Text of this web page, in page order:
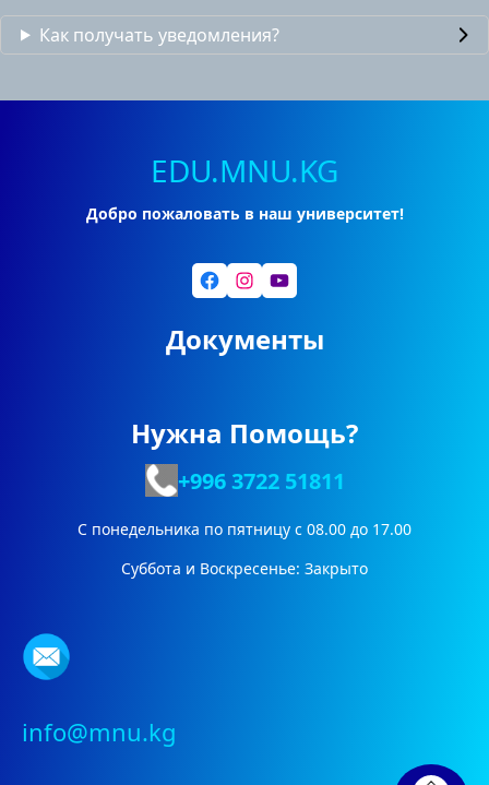
Как получать уведомления?
EDU.MNU.KG
Добро пожаловать в наш университет!
Facebook Instagram YouTube
Документы
Нужна Помощь?
+996 372251811
С понедельника по пятницу с 08.00 до 17.00
Суббота и Воскресенье: Закрыто
info@mnu.kg